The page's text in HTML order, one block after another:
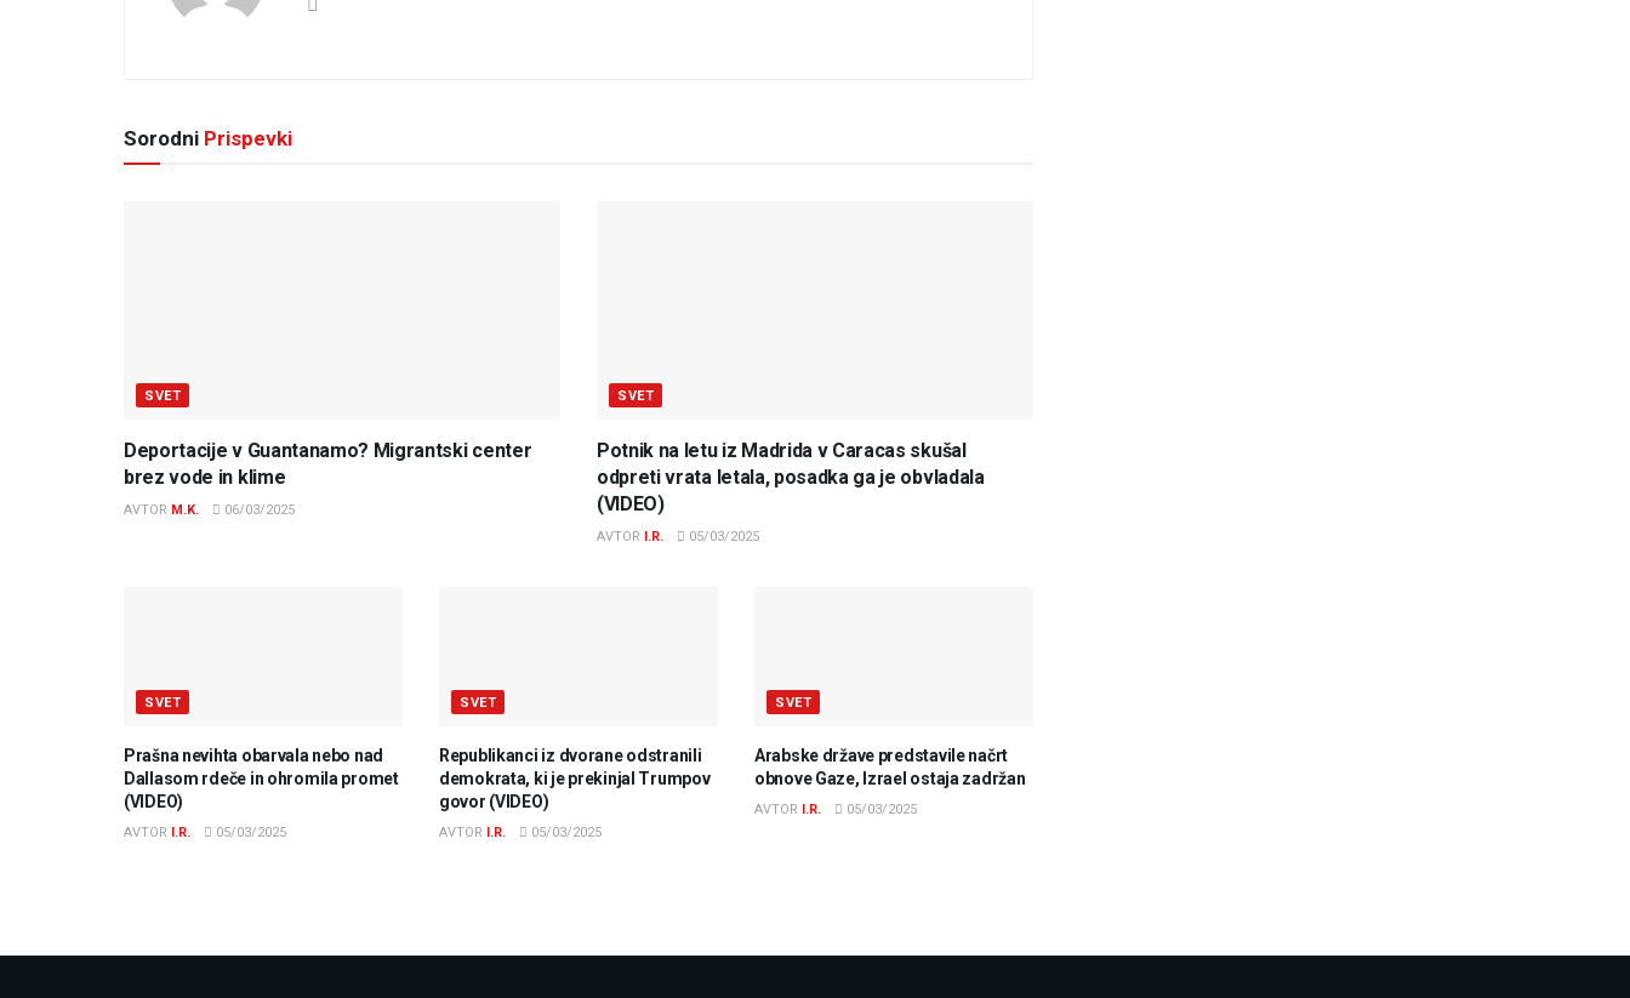
Sorodni Prispevki
SVET
Deportacije v Guantanamo? Migrantski center
brez vode in klime
AVTOR M.K. 06/03/2025
SVET
Potnik na letu iz Madrida v Caracas skušal
odpreti vrata letala, posadka ga je obvladala
(VIDEO)
AVTOR I.R. 05/03/2025
SVET
Prašna nevihta obarvala nebo nad
Dallasom rdeče in ohromila promet
(VIDEO)
AVTOR I.R. 05/03/2025
SVET
Republikanci iz dvorane odstranili
demokrata, ki je prekinjal Trumpov
govor (VIDEO)
AVTOR I.R. 05/03/2025
SVET
Arabske države predstavile načrt
obnove Gaze, Izrael ostaja zadržan
AVTOR I.R. 05/03/2025